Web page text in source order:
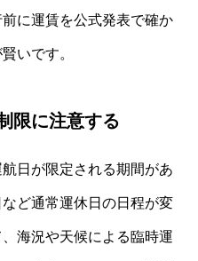
に運賃を公式発表で確か
いです。
限に注意する
日が限定される期間があ
ど通常運休日の日程が変
海況や天候による臨時運